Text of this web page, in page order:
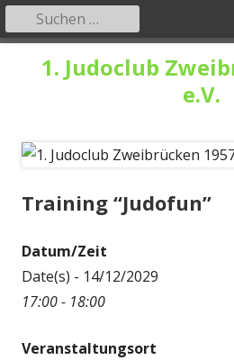
1. Judoclub
e.V.
Primäres
Menü
Suchen
nach:
Training “Judofun”
Datum/Zeit
Date(s) - 14/12/2029
17:00 - 18:00
Veranstaltungsort